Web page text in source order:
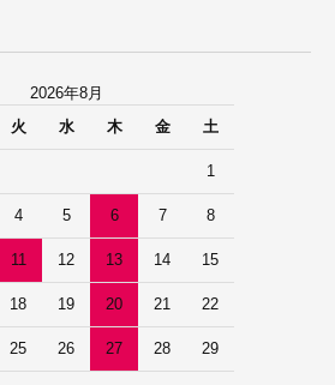
2026年8月
火 水 木 金 土
1
4 5 6 7 8
11 12 13 14 15
18 19 20 21 22
25 26 27 28 29